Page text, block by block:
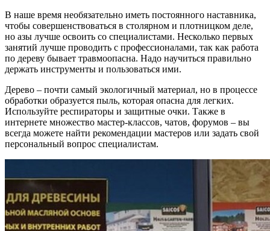
В наше время необязательно иметь постоянного наставника,
чтобы совершенствоваться в столярном и плотницком деле,
но азы лучше освоить со специалистами. Несколько первых
занятий лучше проводить с профессионалами, так как работа
по дереву бывает травмоопасна. Надо научиться правильно
держать инструменты и пользоваться ими.
Дерево – почти самый экологичный материал, но в процессе
обработки образуется пыль, которая опасна для легких.
Используйте респираторы и защитные очки. Также в
интернете множество мастер-классов, чатов, форумов – вы
всегда можете найти рекомендации мастеров или задать свой
персональный вопрос специалистам.